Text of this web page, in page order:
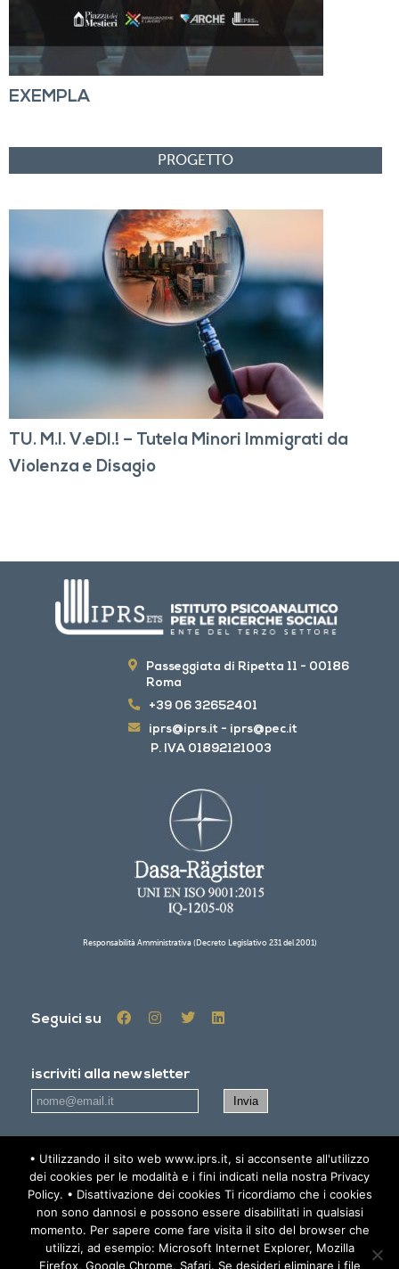
EXEMPLA
TU. M.I. V.eDI.! – Tutela Minori Immigrati da
Violenza e Disagio
Passeggiata di Ripetta 11 - 00186
Roma
+39 06 32652401
iprs@iprs.it - iprs@pec.it
P. IVA 01892121003
Responsabilità Amministrativa (Decreto Legislativo 231 del 2001)
Seguici su
iscriviti alla newsletter
Accettol'informativa sulla privacy - Privacy policy
AREA RISERVATA
• Utilizzando il sito web www.iprs.it, si acconsente all'utilizzo
dei cookies per le modalità e i fini indicati nella nostra Privacy
Policy. • Disattivazione dei cookies Ti ricordiamo che i cookies
non sono dannosi e possono essere disabilitati in qualsiasi
momento. Per sapere come fare visita il sito del browser che
utilizzi, ad esempio: Microsoft Internet Explorer, Mozilla
Firefox, Google Chrome, Safari. Se desideri eliminare i file